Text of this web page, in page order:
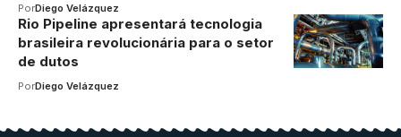
PorDiego Velázquez
Rio Pipeline apresentará tecnologia
brasileira revolucionária para o setor
de dutos
PorDiego Velázquez